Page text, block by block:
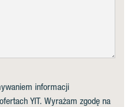
informacji
YIT. Wyrażam zgodę na